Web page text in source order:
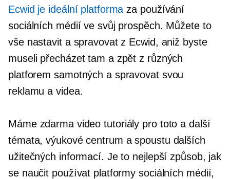
Ecwid je ideální platforma za používání
sociálních médií ve svůj prospěch. Můžete to
vše nastavit a spravovat z Ecwid, aniž byste
museli přecházet tam a zpět z různých
platforem samotných a spravovat svou
reklamu a videa.
Máme zdarma video tutoriály pro toto a další
témata, výukové centrum a spoustu dalších
užitečných informací. Je to nejlepší způsob, jak
se naučit používat platformy sociálních médií,